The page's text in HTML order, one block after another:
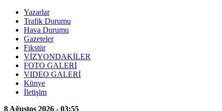
Yazarlar
Trafik Durumu
Hava Durumu
Gazeteler
Fikstür
VİZYONDAKİLER
FOTO GALERİ
VIDEO GALERİ
Künye
İletişim
8 Ağustos 2026 - 03:55